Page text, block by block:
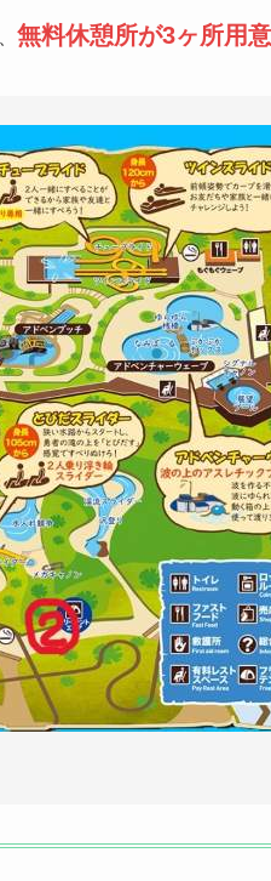
無料休憩所が3ヶ所用意